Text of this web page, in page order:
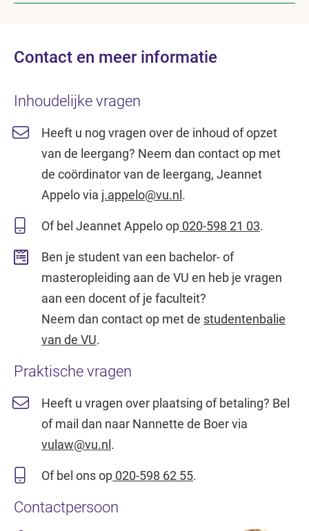
Contact en meer informatie
Inhoudelijke vragen
Heeft u nog vragen over de inhoud of opzet
van de leergang? Neem dan contact op met
de coördinator van de leergang, Jeannet
Appelo via j.appelo@vu.nl .
Of bel Jeannet Appelo op 020-598 21 03.
Ben je student van een bachelor- of
masteropleiding aan de VU en heb je vragen
aan een docent of je faculteit?
Neem dan contact op met de studentenbalie
van de VU.
Praktische vragen
Heeft u vragen over plaatsing of betaling? Bel
of mail dan naar Nannette de Boer via
vulaw@vu.nl .
Of bel ons op 020-598 62 55.
Contactpersoon